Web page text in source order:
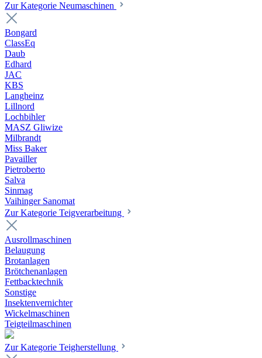
Zur Kategorie Neumaschinen
Bongard
ClassEq
Daub
Edhard
JAC
KBS
Langheinz
Lillnord
Lochbihler
MASZ Gliwize
Milbrandt
Miss Baker
Pavailler
Pietroberto
Salva
Sinmag
Vaihinger Sanomat
Zur Kategorie Teigverarbeitung
Ausrollmaschinen
Belaugung
Brotanlagen
Brötchenanlagen
Fettbacktechnik
Sonstige
Insektenvernichter
Wickelmaschinen
Teigteilmaschinen
Zur Kategorie Teigherstellung